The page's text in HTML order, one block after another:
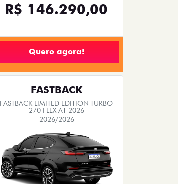
R$ 146.290,00
Quero agora!
FASTBACK
FASTBACK LIMITED EDITION TURBO
270 FLEX AT 2026
2026/2026